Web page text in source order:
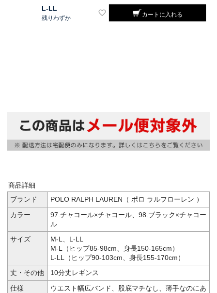
L-LL
残りわずか カートに入れる
商品詳細
ブランド
POLO RALPH LAUREN（ ポロ ラルフローレン ）
カラー
97.チャコール×チャコール、98.ブラック×チャコー
ル
サイズ
M-L、L-LL
M-L（ヒップ85-98cm、身長150-165cm）
L-LL（ヒップ90-103cm、身長155-170cm）
丈・その他
10分丈レギンス
仕様
ウエスト幅広バンド、股底マチなし、薄手なのにあ